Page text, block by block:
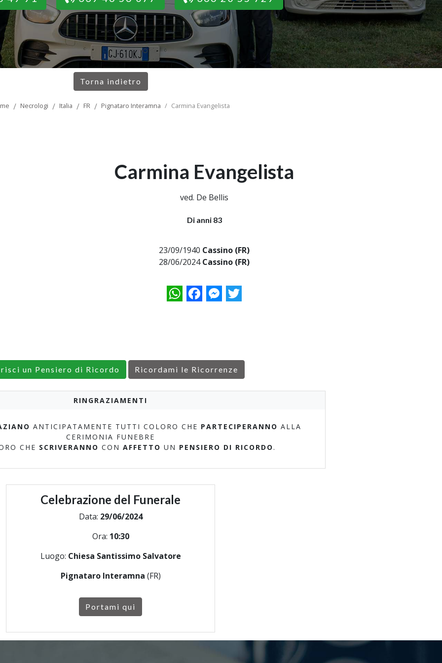
Torna indietro
Necrologi Italia FR Pignataro Interamna Carmina Evangelista
Carmina Evangelista
ved. De Bellis
Di anni 83
23/09/1940 Cassino (FR)
28/06/2024Cassino (FR)
WhatsAppFacebookMessenger
Twitter
un Pensiero di Ricordo Ricordami le Ricorrenze
RINGRAZIAMENTI
ANTICIPATAMENTE TUTTI COLORO CHE PARTECIPERANNO ALLA
CERIMONIA FUNEBRE
CHE SCRIVERANNO CON AFFETTO UN PENSIERO DI RICORDO .
Celebrazione del Funerale
Data: 29/06/2024
Ora: 10:30
Luogo: Chiesa Santissimo Salvatore
Pignataro Interamna (FR)
Portami qui